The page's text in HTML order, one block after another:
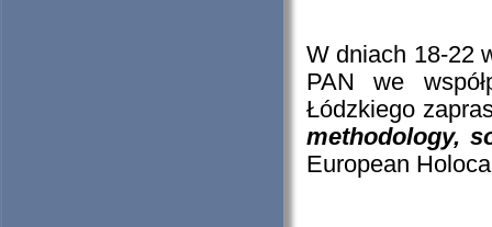
W dniach 18-22
PAN we
Łódzkiego
methodology,
European